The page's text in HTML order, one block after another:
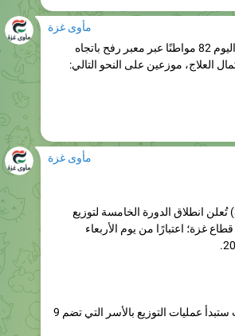
إحصائية: غادر صباح اليوم 82 مواطنًا عبر معبر رفح باتجاه
العلاج، موزعين على النحو التالي:
تدريجي لتشمل الأسر الأقل عددًا.